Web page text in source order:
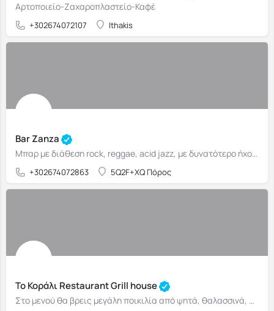
Αρτοποιείο-Ζαχαροπλαστείο-Καφέ
+302674072107 Ithakis
Bar Zanza
Μπαρ με διάθεση rock, reggae, acid jazz, με δυνατότερο ήχο στο εσωτερικό και πιο ήπιο έξω
+302674072863 5Q2F+XQ Πόρος
Το Κοράλι Restaurant Grill house
Στο μενού θα βρεις μεγάλη ποικιλία από ψητά, θαλασσινά, ψάρια και μαγειρευτά.